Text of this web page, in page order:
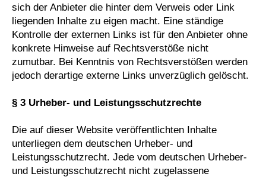
sich der Anbieter die hinter dem Verweis oder Link
liegenden Inhalte zu eigen macht. Eine ständige
Kontrolle der externen Links ist für den Anbieter ohne
konkrete Hinweise auf Rechtsverstöße nicht
zumutbar. Bei Kenntnis von Rechtsverstößen werden
jedoch derartige externe Links unverzüglich gelöscht.
§ 3 Urheber- und Leistungsschutzrechte
Die auf dieser Website veröffentlichten Inhalte
unterliegen dem deutschen Urheber- und
Leistungsschutzrecht. Jede vom deutschen Urheber-
und Leistungsschutzrecht nicht zugelassene